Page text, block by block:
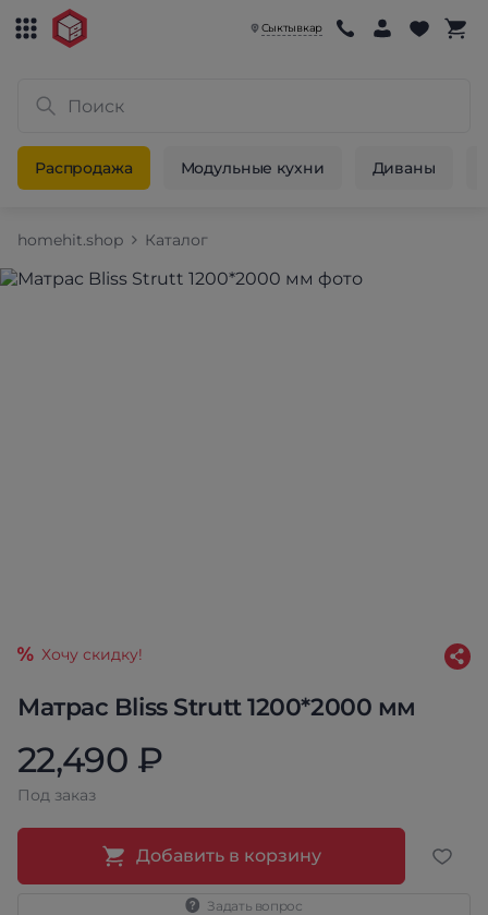
Сыктывкар
Распродажа Модульные кухни Диваны
homehit.shop Каталог
Матрас Bliss Strutt 1200*2000 мм
Хочу скидку!
22,490 ₽
Под заказ
Добавить в корзину
Задать вопрос